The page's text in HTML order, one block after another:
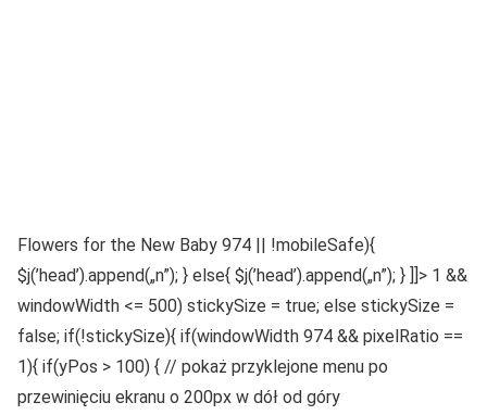
Flowers for the New Baby 974 || !mobileSafe){
$j(’head’).append(„n”); } else{ $j(’head’).append(„n”); } ]]> 1 &&
windowWidth <= 500) stickySize = true; else stickySize =
false; if(!stickySize){ if(windowWidth 974 && pixelRatio ==
1){ if(yPos > 100) { // pokaż przyklejone menu po
przewinięciu ekranu o 200px w dół od góry